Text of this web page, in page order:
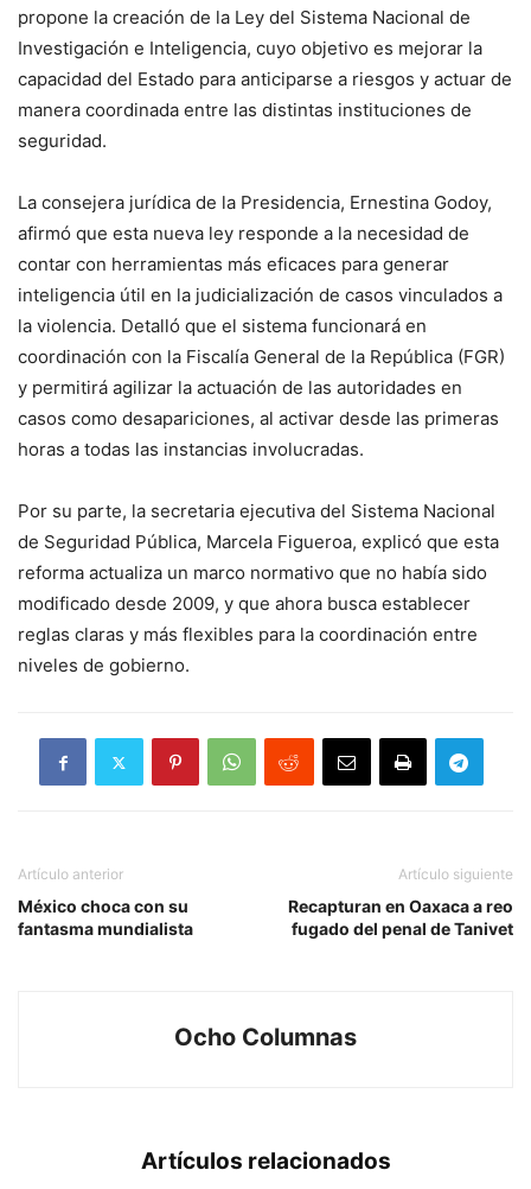
propone la creación de la Ley del Sistema Nacional de
Investigación e Inteligencia, cuyo objetivo es mejorar la
capacidad del Estado para anticiparse a riesgos y actuar de
manera coordinada entre las distintas instituciones de
seguridad.
La consejera jurídica de la Presidencia, Ernestina Godoy,
afirmó que esta nueva ley responde a la necesidad de
contar con herramientas más eficaces para generar
inteligencia útil en la judicialización de casos vinculados a
la violencia. Detalló que el sistema funcionará en
coordinación con la Fiscalía General de la República (FGR)
y permitirá agilizar la actuación de las autoridades en
casos como desapariciones, al activar desde las primeras
horas a todas las instancias involucradas.
Por su parte, la secretaria ejecutiva del Sistema Nacional
de Seguridad Pública, Marcela Figueroa, explicó que esta
reforma actualiza un marco normativo que no había sido
modificado desde 2009, y que ahora busca establecer
reglas claras y más flexibles para la coordinación entre
niveles de gobierno.
Artículo anterior
México choca con su
fantasma mundialista
Artículo siguiente
Recapturan en Oaxaca a reo
fugado del penal de Tanivet
Ocho Columnas
Artículos relacionados